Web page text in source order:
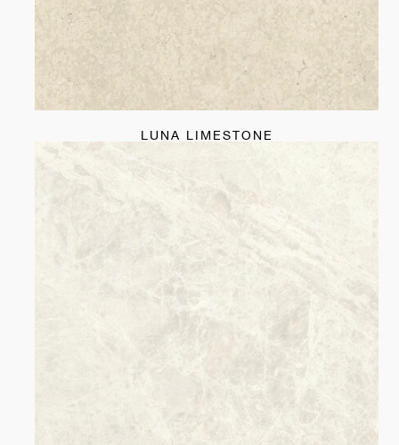
LUNA LIMESTONE